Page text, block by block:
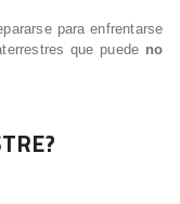
para enfrentarse
que puede no